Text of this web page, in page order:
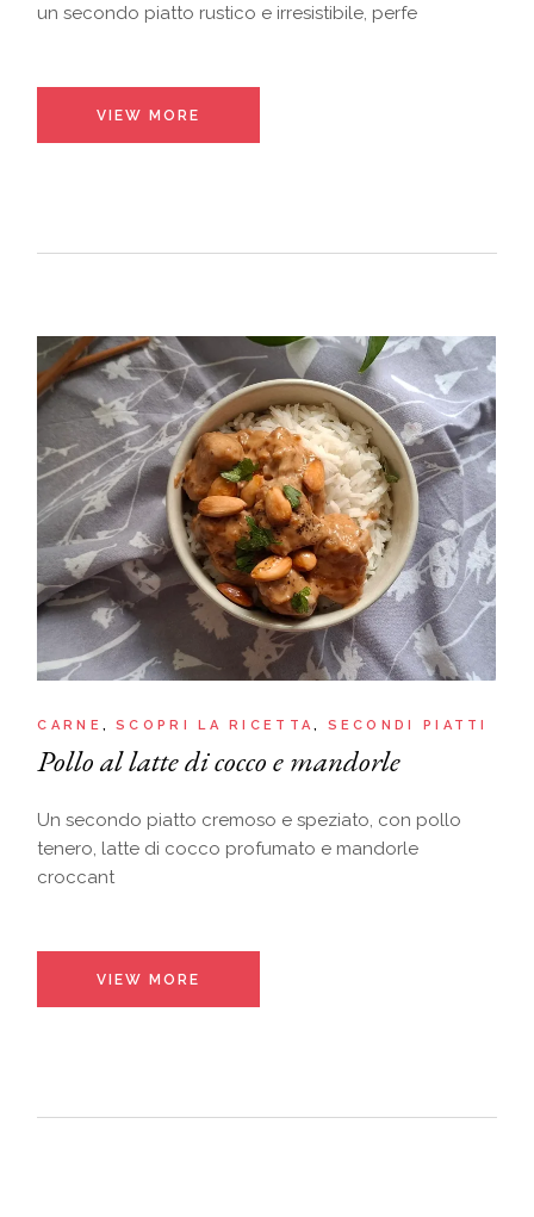
un secondo piatto rustico e irresistibile, perfe
VIEW MORE
CARNE SCOPRI LA RICETTA SECONDI PIATTI
Pollo al latte di cocco e mandorle
Un secondo piatto cremoso e speziato, con pollo
tenero, latte di cocco profumato e mandorle
croccant
VIEW MORE